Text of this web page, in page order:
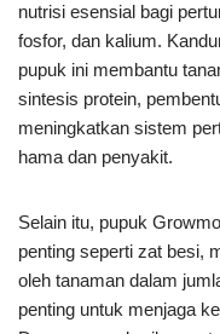
nutrisi esensial bagi
fosfor, dan kalium.
pupuk ini membantu
sintesis protein,
meningkatkan sistem
hama dan penyakit.
Selain itu, pupuk
penting seperti zat besi,
oleh tanaman dalam
penting untuk menjaga